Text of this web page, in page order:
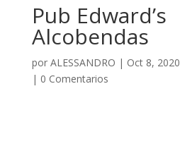
Pub Edward’s
Alcobendas
por ALESSANDRO | Oct 8, 2020
| 0 Comentarios